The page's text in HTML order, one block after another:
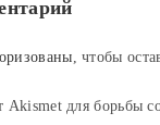
, чтобы
Akismet для борьбы